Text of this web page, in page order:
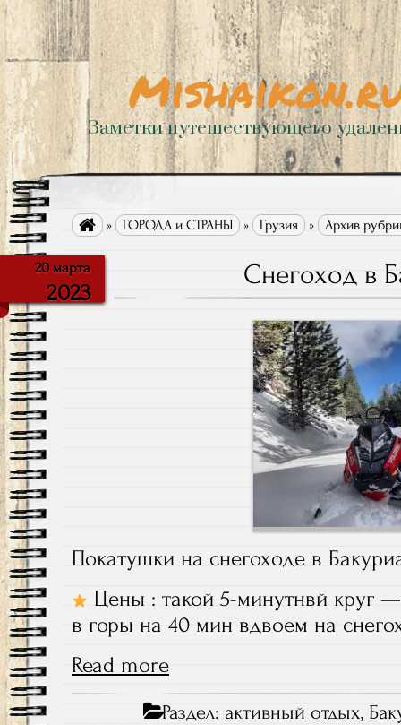
Заметки путешествующего
 » ГОРОДА и СТРАНЫ » Грузия » Архив
20 марта
2023
Снегоход в
Покатушки на снегоходе в
Цены : такой 5-минутнвй круг
в горы на 40 мин вдвоем на
Read more
Раздел: активный отдых,